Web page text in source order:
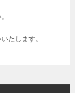
たします。